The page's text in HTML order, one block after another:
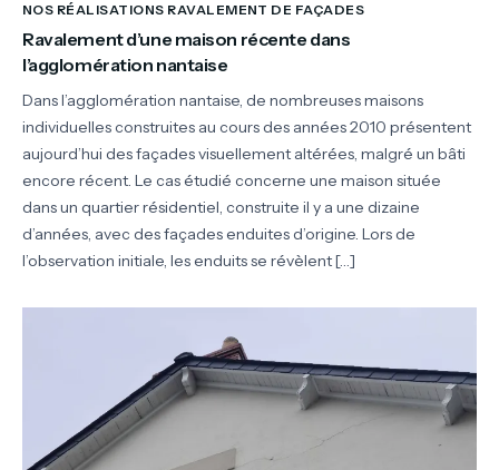
NOS RÉALISATIONS RAVALEMENT DE FAÇADES
Ravalement d’une maison récente dans
l’agglomération nantaise
Dans l’agglomération nantaise, de nombreuses maisons
individuelles construites au cours des années 2010 présentent
aujourd’hui des façades visuellement altérées, malgré un bâti
encore récent. Le cas étudié concerne une maison située
dans un quartier résidentiel, construite il y a une dizaine
d’années, avec des façades enduites d’origine. Lors de
l’observation initiale, les enduits se révèlent […]